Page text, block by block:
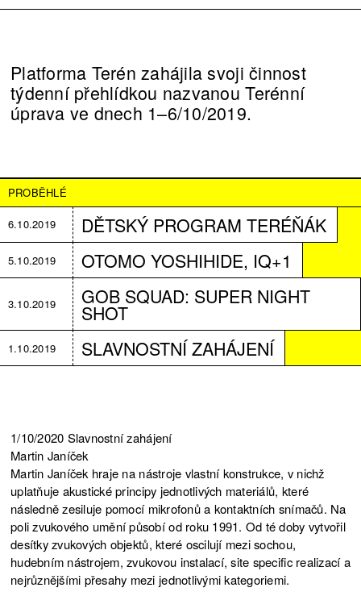
Platforma Terén zahájila svoji činnost
týdenní přehlídkou nazvanou Terénní
úprava ve dnech 1–6/10/2019.
PROBĚHLÉ
6.10.2019 DĚTSKÝ PROGRAM TERÉŇÁK
5.10.2019 OTOMO YOSHIHIDE, IQ+1
3.10.2019 GOB SQUAD: SUPER NIGHT
SHOT
1.10.2019 SLAVNOSTNÍ ZAHÁJENÍ
1/10/2020 Slavnostní zahájení
Martin Janíček
Martin Janíček hraje na nástroje vlastní konstrukce, v nichž
uplatňuje akustické principy jednotlivých materiálů, které
následně zesiluje pomocí mikrofonů a kontaktních snímačů. Na
poli zvukového umění působí od roku 1991. Od té doby vytvořil
desítky zvukových objektů, které oscilují mezi sochou,
hudebním nástrojem, zvukovou instalací, site specific realizací a
nejrůznějšími přesahy mezi jednotlivými kategoriemi.